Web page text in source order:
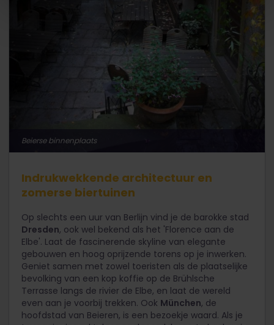
Beierse binnenplaats
Indrukwekkende architectuur en
zomerse biertuinen
Op slechts een uur van Berlijn vind je de barokke stad
Dresden, ook wel bekend als het 'Florence aan de
Elbe'. Laat de fascinerende skyline van elegante
gebouwen en hoog oprijzende torens op je inwerken.
Geniet samen met zowel toeristen als de plaatselijke
bevolking van een kop koffie op de Brühlsche
Terrasse langs de rivier de Elbe, en laat de wereld
even aan je voorbij trekken. Ook München, de
hoofdstad van Beieren, is een bezoekje waard. Als je